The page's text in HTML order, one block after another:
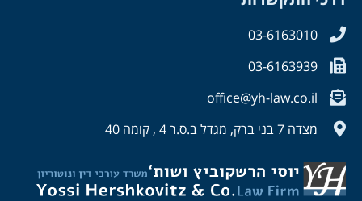
03-6163010
03-6163939
office@yh-law.co.il
מצדה 7 בני ברק, מגדל ב.ס.ר 4 , קומה 40